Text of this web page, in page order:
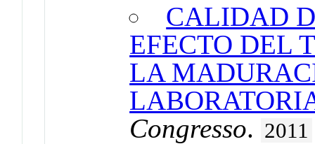
CALIDAD
EFECTO DEL
LA
Congresso. 2011